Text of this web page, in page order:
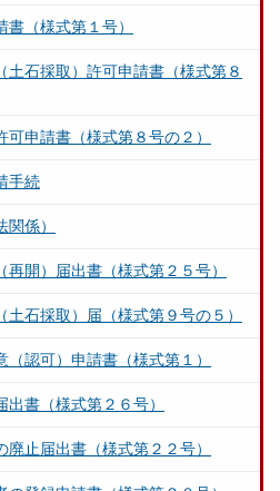
（様式第１号）
土石採取）許可申請書（様式第８
申請書（様式第８号の２）
手続
係）
開）届出書（様式第２５号）
石採取）届（様式第９号の５）
認可）申請書（様式第１）
書（様式第２６号）
止届出書（様式第２２号）